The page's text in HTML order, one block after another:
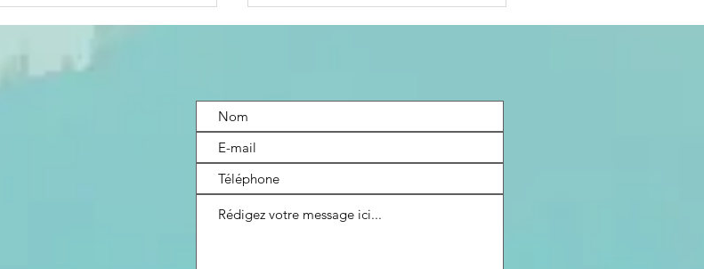
Votre maison
sera facile à
vendre… ou pas